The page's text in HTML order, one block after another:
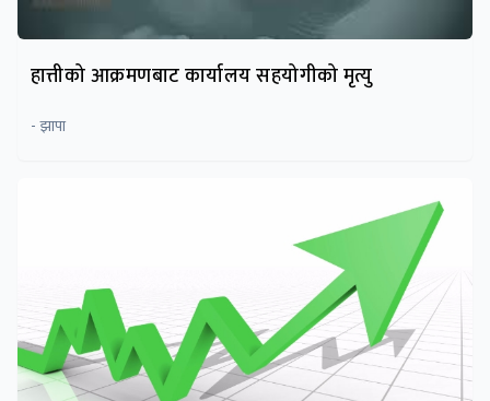
हात्तीको आक्रमणबाट कार्यालय सहयोगीको मृत्यु
- झापा